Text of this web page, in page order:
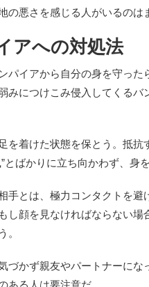
の悪さを感じる人がいるのは
アへの対処法
イアから自分の身を守った
みにつけこみ侵入してくるバ
着けた状態を保とう。抵抗
とばかりに立ち向かわず、身
とは、極力コンタクトを避
し顔を見なければならない場
。
かず親友やパートナーにな
ある人は要注意だ。